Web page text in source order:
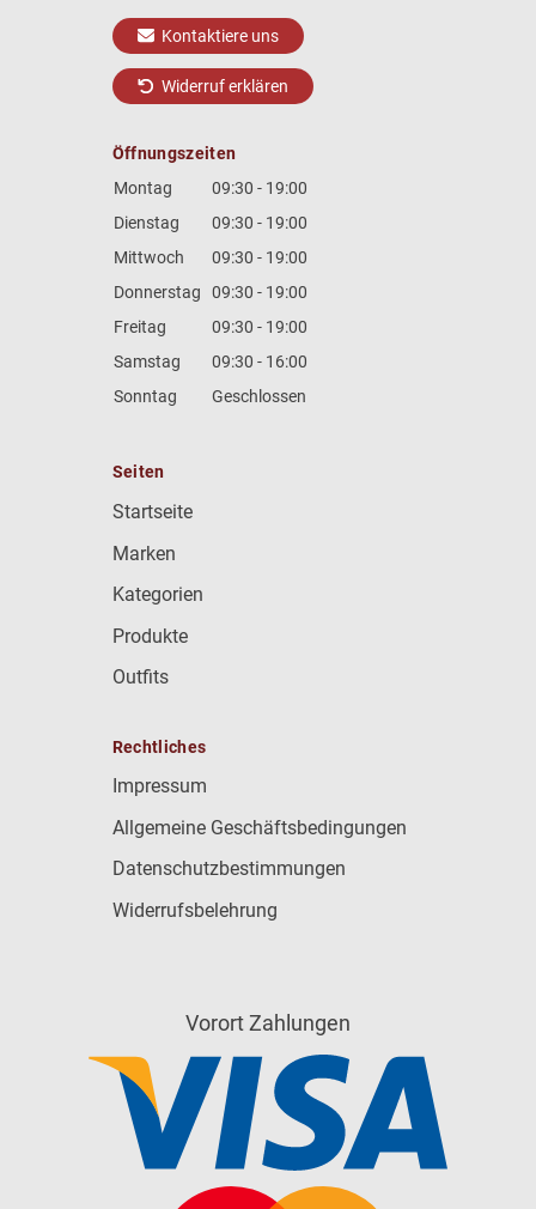
Kontaktiere uns
Widerruf erklären
Öffnungszeiten
Montag
09:30 - 19:00
Dienstag
09:30 - 19:00
Mittwoch
09:30 - 19:00
Donnerstag
09:30 - 19:00
Freitag
09:30 - 19:00
Samstag
09:30 - 16:00
Sonntag
Geschlossen
Seiten
Startseite
Marken
Kategorien
Produkte
Outfits
Rechtliches
Impressum
Allgemeine Geschäftsbedingungen
Datenschutzbestimmungen
Widerrufsbelehrung
Vorort Zahlungen